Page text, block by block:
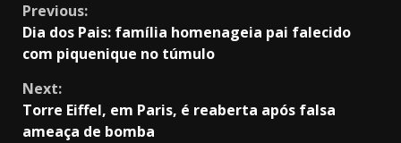
Continue
Reading
Previous:
Dia dos Pais: família homenageia pai falecido
com piquenique no túmulo
Next:
Torre Eiffel, em Paris, é reaberta após falsa
ameaça de bomba